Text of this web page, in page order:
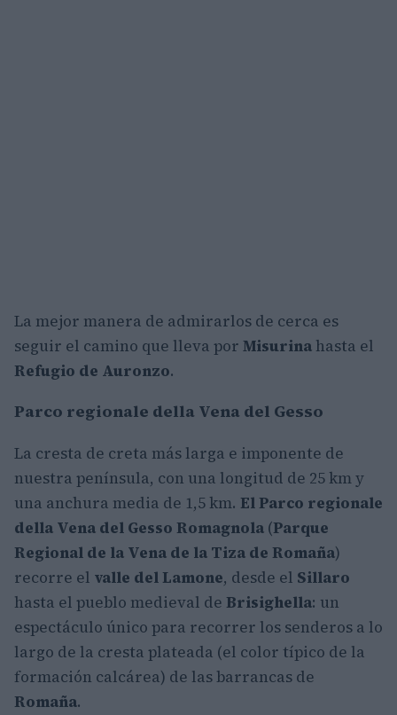
La mejor manera de admirarlos de cerca es
seguir el camino que lleva por Misurina hasta el
Refugio de Auronzo.
Parco regionale della Vena del Gesso
La cresta de creta más larga e imponente de
nuestra península, con una longitud de 25 km y
una anchura media de 1,5 km. El Parco regionale
della Vena del Gesso Romagnola (Parque
Regional de la Vena de la Tiza de Romaña)
recorre el valle del Lamone, desde el Sillaro
hasta el pueblo medieval de Brisighella: un
espectáculo único para recorrer los senderos a lo
largo de la cresta plateada (el color típico de la
formación calcárea) de las barrancas de
Romaña.